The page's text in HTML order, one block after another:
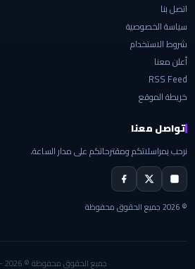
اتصل بنا
سياسة الخصوصية
شروط الاستخدام
أعلن معنا
RSS Feed
خريطة الموقع
تواصل معنا
نرحب بمراسلاتكم ومقترحاتكم على مدار الساعة.
© 2026 جميع الحقوق محفوظة
جميع الحقوق محفوظة © 2026 —